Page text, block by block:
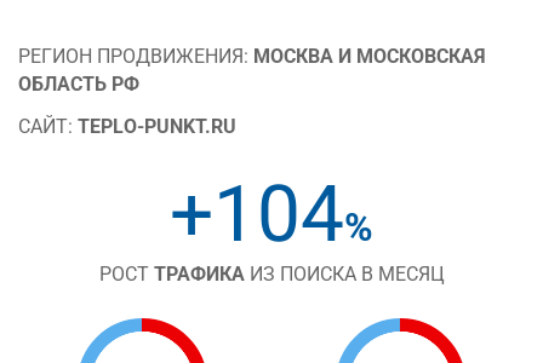
РЕГИОН ПРОДВИЖЕНИЯ: МОСКВА И МОСКОВСКАЯ
ОБЛАСТЬ РФ
САЙТ: TEPLO-PUNKT.RU
+104%
РОСТ ТРАФИКАИЗ ПОИСКА В МЕСЯЦ